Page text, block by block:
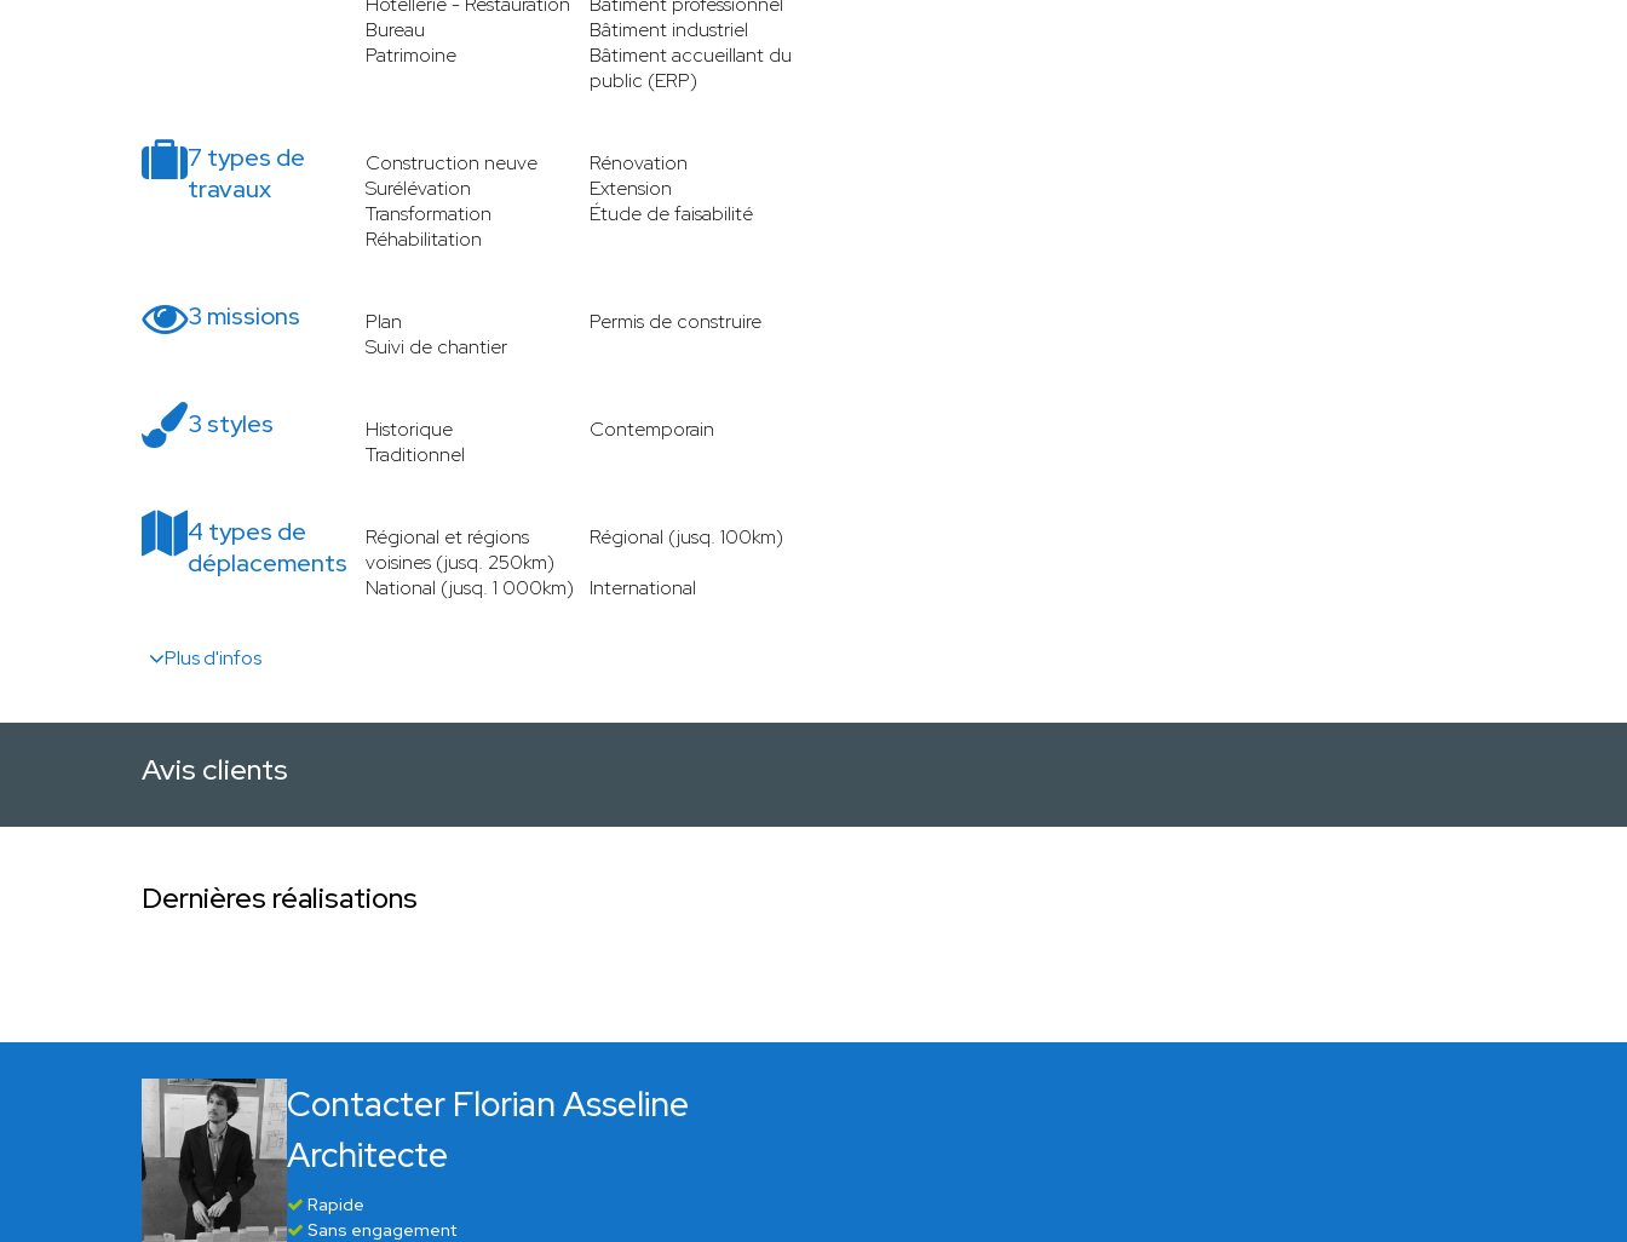
Bureau
Bâtiment industriel
Patrimoine
Bâtiment accueillant du
public (ERP)
7 types de
travaux
Construction neuve
Rénovation
Surélévation
Extension
Transformation
Étude de faisabilité
Réhabilitation
3 missions Plan
Permis de construire
Suivi de chantier
3 styles Historique
Contemporain
Traditionnel
4 types de
déplacements
Régional et régions
voisines (jusq. 250km)
Régional (jusq. 100km)
National (jusq. 1 000km)
International
Plus d'infos
Avis clients
Dernières réalisations
Contacter Florian Asseline
Architecte
Rapide
Sans engagement